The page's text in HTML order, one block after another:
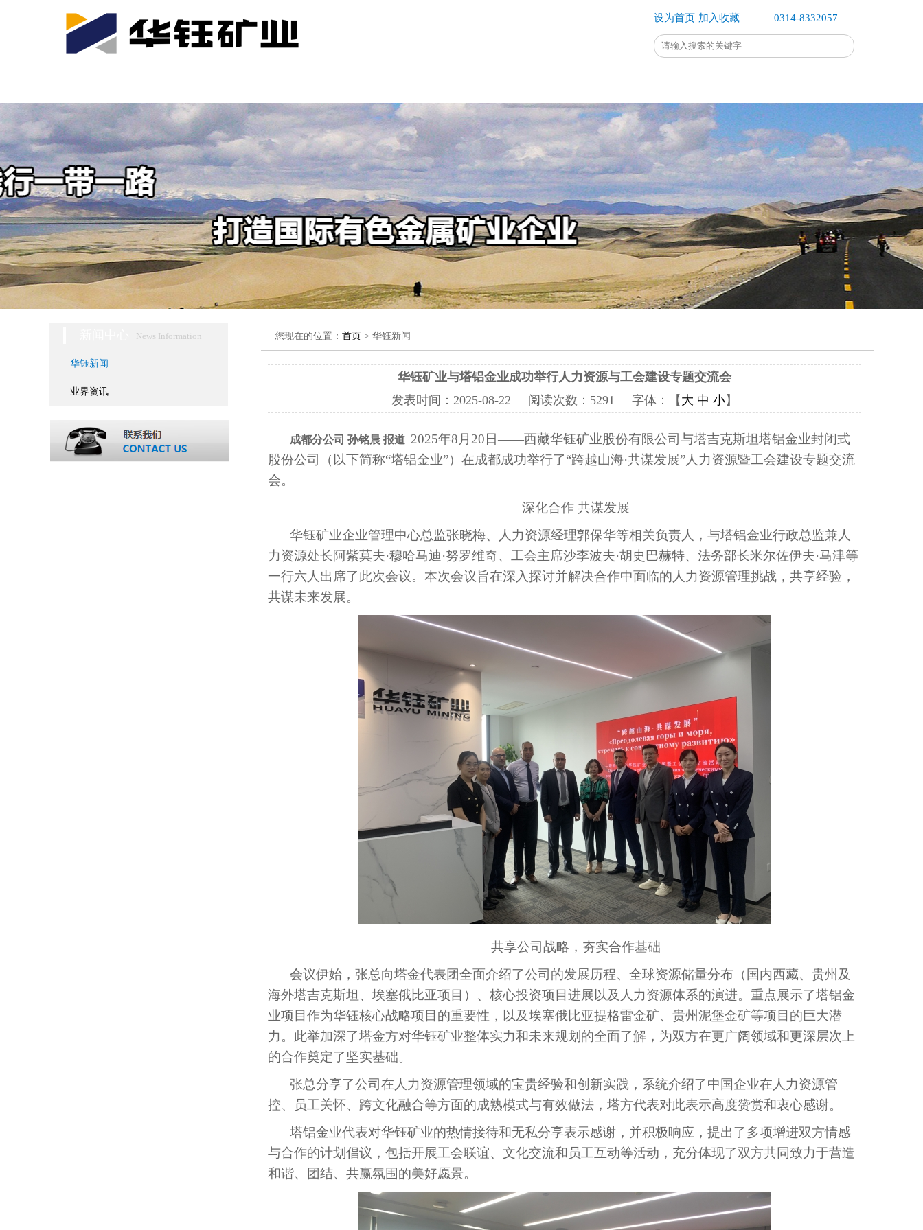
设为首页 加入收藏 0314-8332057
News Information
华钰新闻
业界资讯
您现在的位置： 首页 > 华钰新闻
华钰矿业与塔铝金业成功举行人力资源与工会建设专题交流会
发表时间： 2025-08-22 阅读次数： 5291 字体：【 大 中 小】
成都分公司 孙铭晨 报道 2025年8月20日——西藏华钰矿业股份有限公司与塔吉克斯坦塔铝金业封闭式
股份公司（以下简称“塔铝金业”）在成都成功举行了“跨越山海·共谋发展”人力资源暨工会建设专题交流
会。
深化合作 共谋发展
华钰矿业企业管理中心总监张晓梅、人力资源经理郭保华等相关负责人，与塔铝金业行政总监兼人
力资源处长阿紫莫夫·穆哈马迪·努罗维奇、工会主席沙李波夫·胡史巴赫特、法务部长米尔佐伊夫·马津等
一行六人出席了此次会议。本次会议旨在深入探讨并解决合作中面临的人力资源管理挑战，共享经验，
共谋未来发展。
共享公司战略，夯实合作基础
会议伊始，张总向塔金代表团全面介绍了公司的发展历程、全球资源储量分布（国内西藏、贵州及
海外塔吉克斯坦、埃塞俄比亚项目）、核心投资项目进展以及人力资源体系的演进。重点展示了塔铝金
业项目作为华钰核心战略项目的重要性，以及埃塞俄比亚提格雷金矿、贵州泥堡金矿等项目的巨大潜
力。此举加深了塔金方对华钰矿业整体实力和未来规划的全面了解，为双方在更广阔领域和更深层次上
的合作奠定了坚实基础。
张总分享了公司在人力资源管理领域的宝贵经验和创新实践，系统介绍了中国企业在人力资源管
控、员工关怀、跨文化融合等方面的成熟模式与有效做法，塔方代表对此表示高度赞赏和衷心感谢。
塔铝金业代表对华钰矿业的热情接待和无私分享表示感谢，并积极响应，提出了多项增进双方情感
与合作的计划倡议，包括开展工会联谊、文化交流和员工互动等活动，充分体现了双方共同致力于营造
和谐、团结、共赢氛围的美好愿景。